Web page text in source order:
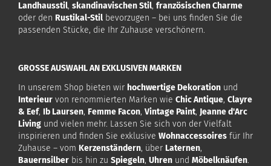
Landhausstil, skandinavischen Stil, französischen Charme
oder den Rustikal-Stil bevorzugen – bei uns finden Sie die
passenden Stücke, die Ihr Zuhause verschönern.
GROSSE AUSWAHL AN EXKLUSIVEN MARKEN
In unserem Shop bieten wir hochwertige Dekoration und
Interieur von renommierten Marken wie Chic Antique, Clayre
& Eef, Ib Laursen, Femme Facon, Vintage Paint, Jeanne d'Arc
Living und vielen mehr. Lassen Sie sich von der Vielfalt
inspirieren und finden Sie exklusive Wohnaccessoires für Ihr
Zuhause – vom Kerzenständern, über Laternen,
Bauernsilber bis hin zu Spiegeln, Uhren und Möbelknäufen.